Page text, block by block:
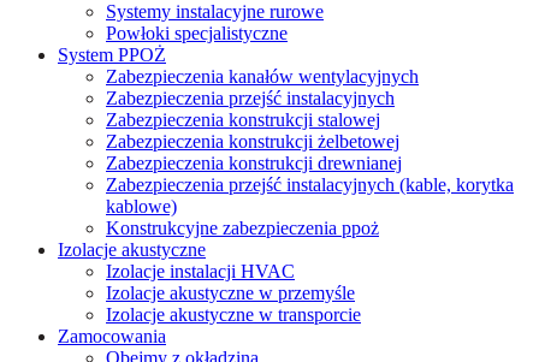
Systemy instalacyjne rurowe
Powłoki specjalistyczne
System PPOŻ
Zabezpieczenia kanałów wentylacyjnych
Zabezpieczenia przejść instalacyjnych
Zabezpieczenia konstrukcji stalowej
Zabezpieczenia konstrukcji żelbetowej
Zabezpieczenia konstrukcji drewnianej
Zabezpieczenia przejść instalacyjnych (kable, korytka
kablowe)
Konstrukcyjne zabezpieczenia ppoż
Izolacje akustyczne
Izolacje instalacji HVAC
Izolacje akustyczne w przemyśle
Izolacje akustyczne w transporcie
Zamocowania
Obejmy z okładziną